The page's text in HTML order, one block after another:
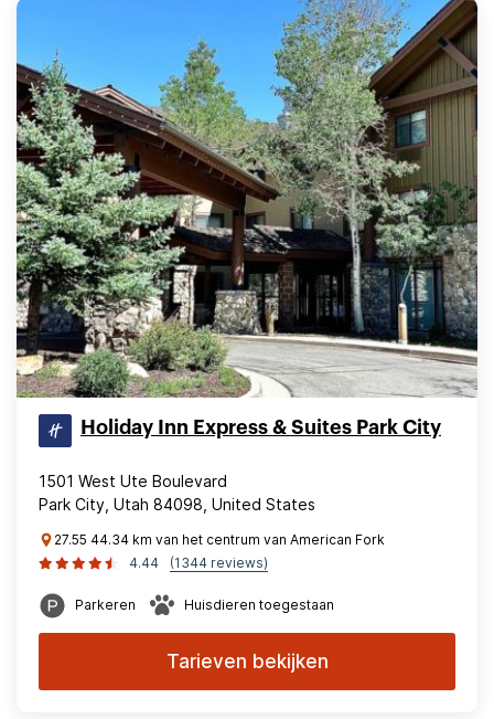
Holiday Inn Express & Suites Park City
1501 West Ute Boulevard
Park City, Utah 84098, United States
27.55 44.34 km van het centrum van American Fork
4.44
(1344 reviews)
Parkeren Huisdieren toegestaan
Tarieven bekijken